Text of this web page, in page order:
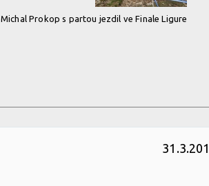
Michal Prokop s partou jezdil ve Finale Ligure